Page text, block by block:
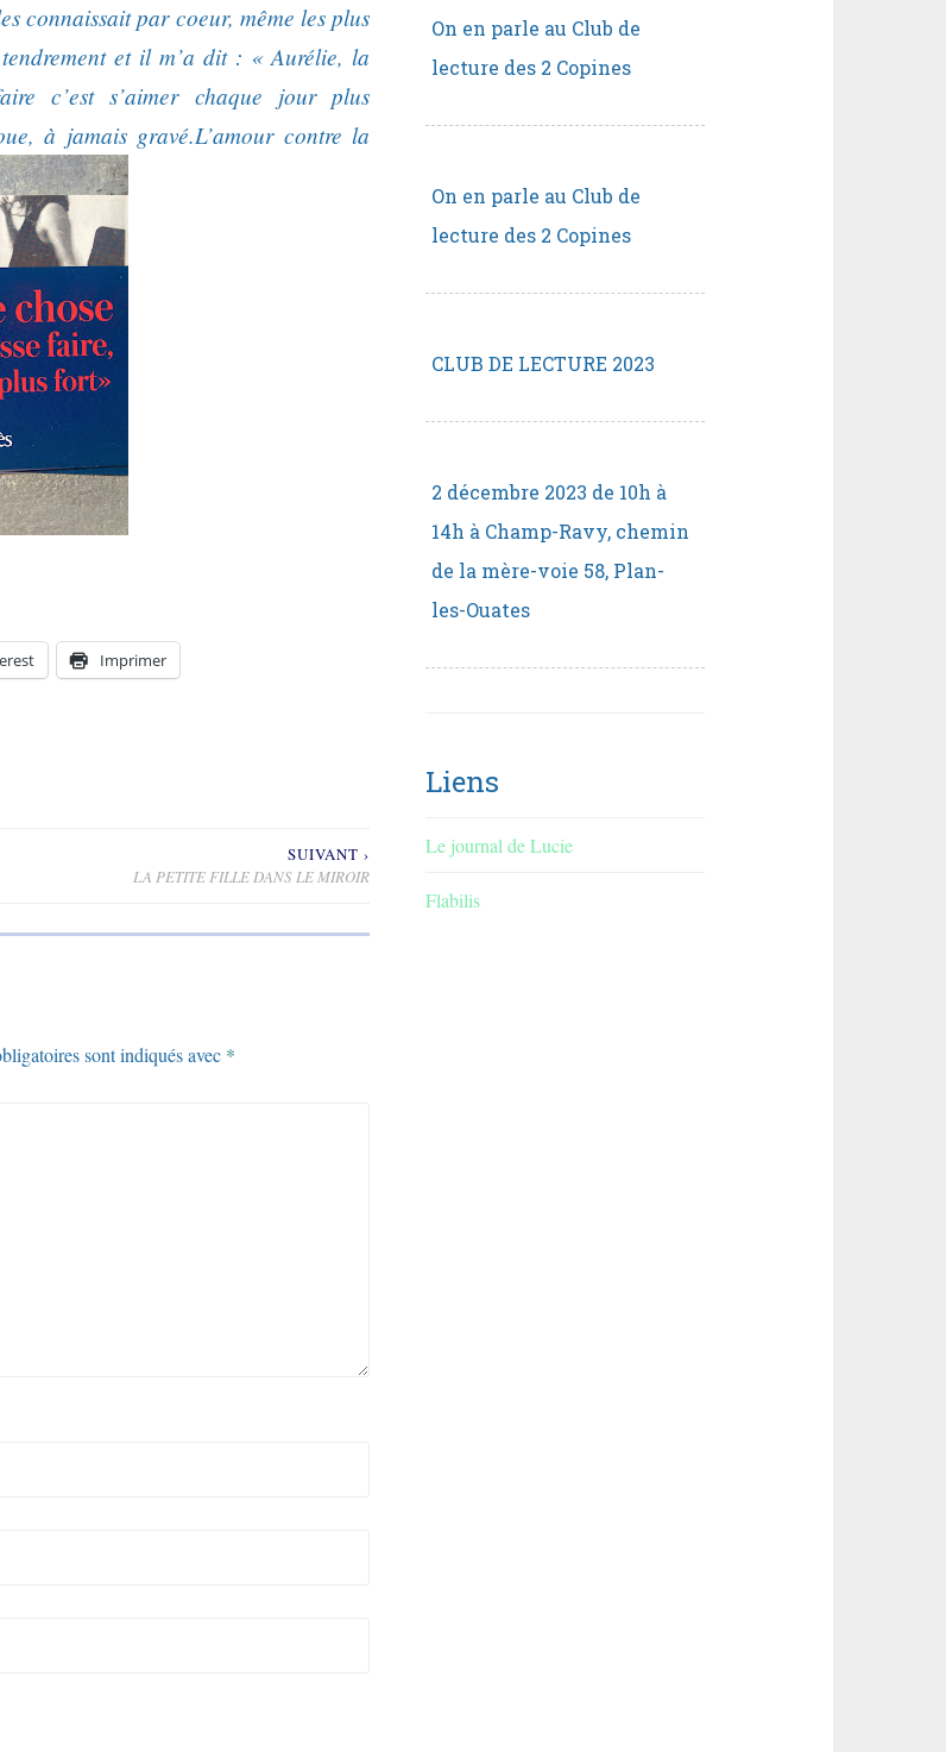
connaissait par coeur, même les plus
tendrement et il m’a dit : « Aurélie, la
c’est s’aimer chaque jour plus
à jamais gravé.L’amour contre la
Imprimer
SUIVANT ›
LA PETITE FILLE DANS LE MIROIR
sont indiqués avec *
On en parle au Club de
lecture des 2 Copines
On en parle au Club de
lecture des 2 Copines
CLUB DE LECTURE 2023
2 décembre 2023 de 10h à
14h à Champ-Ravy, chemin
de la mère-voie 58, Plan-
les-Ouates
Liens
Le journal de Lucie
Flabilis